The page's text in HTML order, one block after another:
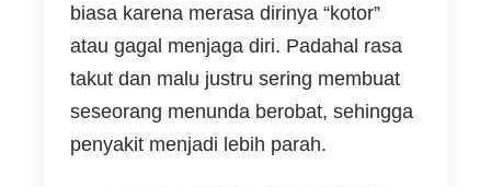
biasa karena merasa dirinya “kotor”
atau gagal menjaga diri. Padahal rasa
takut dan malu justru sering membuat
seseorang menunda berobat, sehingga
penyakit menjadi lebih parah.